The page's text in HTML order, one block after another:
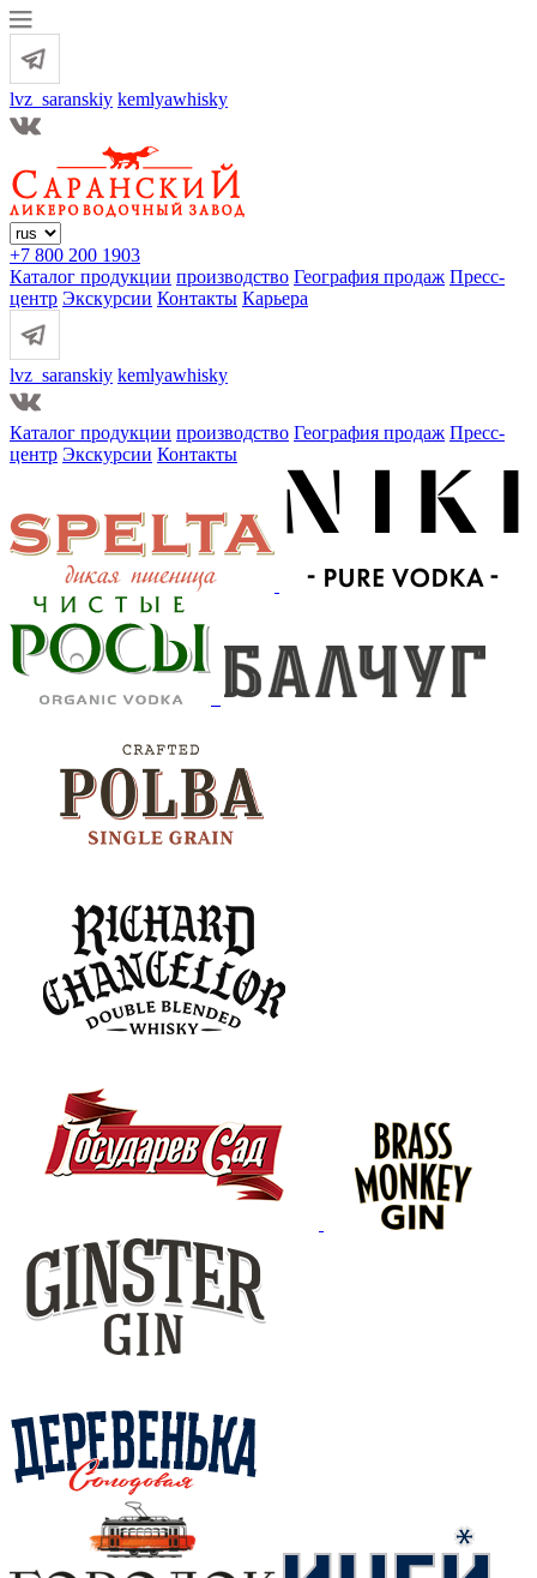
lvz_saranskiy kemlyawhisky
+7 800 200 1903
Каталог продукции производство География продаж Пресс-
центр Экскурсии Контакты Карьера
lvz_saranskiy kemlyawhisky
Каталог продукции производство География продаж Пресс-
центр Экскурсии Контакты